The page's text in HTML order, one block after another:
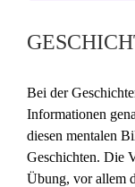
Bei der
Informationen
diesen mentalen
Geschichten. Die
Übung, vor allem